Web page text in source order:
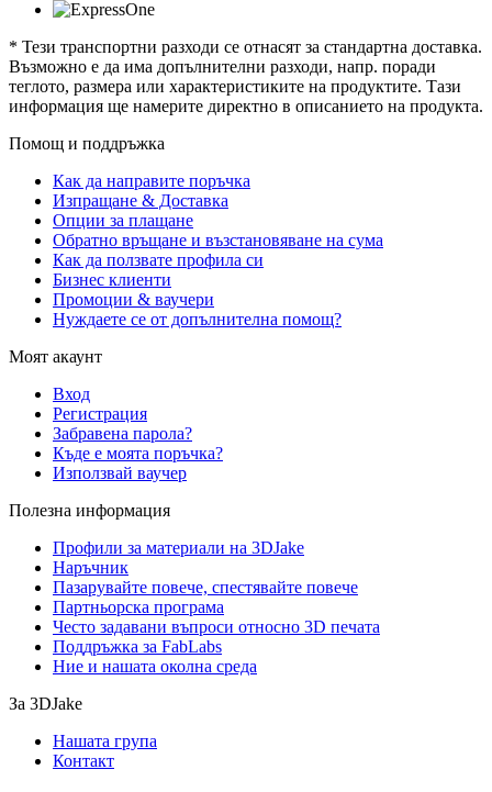
* Тези транспортни разходи се отнасят за стандартна доставка.
Възможно е да има допълнителни разходи, напр. поради
теглото, размера или характеристиките на продуктите. Тази
информация ще намерите директно в описанието на продукта.
Помощ и поддръжка
Как да направите поръчка
Изпращане & Доставка
Опции за плащане
Обратно връщане и възстановяване на сума
Как да ползвате профила си
Бизнес клиенти
Промоции & ваучери
Нуждаете се от допълнителна помощ?
Моят акаунт
Вход
Регистрация
Забравена парола?
Къде е моята поръчка?
Използвай ваучер
Полезна информация
Профили за материали на 3DJake
Наръчник
Пазарувайте повече, спестявайте повече
Партньорска програма
Често задавани въпроси относно 3D печата
Поддръжка за FabLabs
Ние и нашата околна среда
За 3DJake
Нашата група
Контакт